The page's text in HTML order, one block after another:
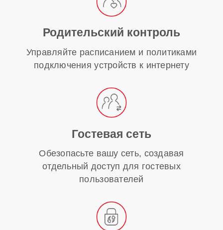
Родительский контроль
Управляйте расписанием и политиками
подключения устройств к интернету
Гостевая сеть
Обезопасьте вашу сеть, создавая
отдельный доступ для гостевых
пользователей